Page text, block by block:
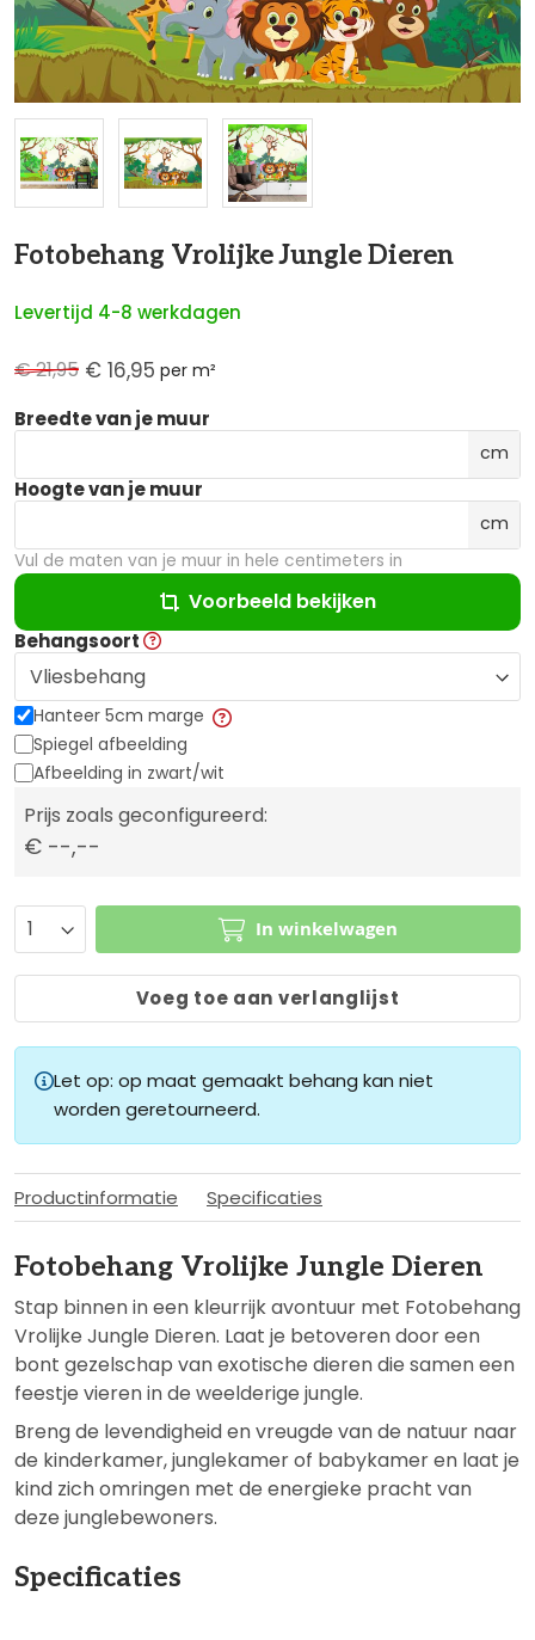
NaN
Fotobehang Vrolijke Jungle Dieren
Levertijd 4-8 werkdagen
€ 16,95 per m²
€ 21,95
Breedte van je muur
cm
Hoogte van je muur
cm
Vul de maten van je muur in hele centimeters in
Voorbeeld bekijken
Behangsoort
Hanteer 5cm marge
Spiegel afbeelding
Afbeelding in zwart/wit
Prijs zoals geconfigureerd:
€ --,--
In winkelwagen
Voeg toe aan verlanglijst
Let op: op maat gemaakt behang kan niet
worden geretourneerd.
Productinformatie Specificaties
Fotobehang Vrolijke Jungle Dieren
Stap binnen in een kleurrijk avontuur met Fotobehang
Vrolijke Jungle Dieren. Laat je betoveren door een
bont gezelschap van exotische dieren die samen een
feestje vieren in de weelderige jungle.
Breng de levendigheid en vreugde van de natuur naar
de kinderkamer, junglekamer of babykamer en laat je
kind zich omringen met de energieke pracht van
deze junglebewoners.
Specificaties